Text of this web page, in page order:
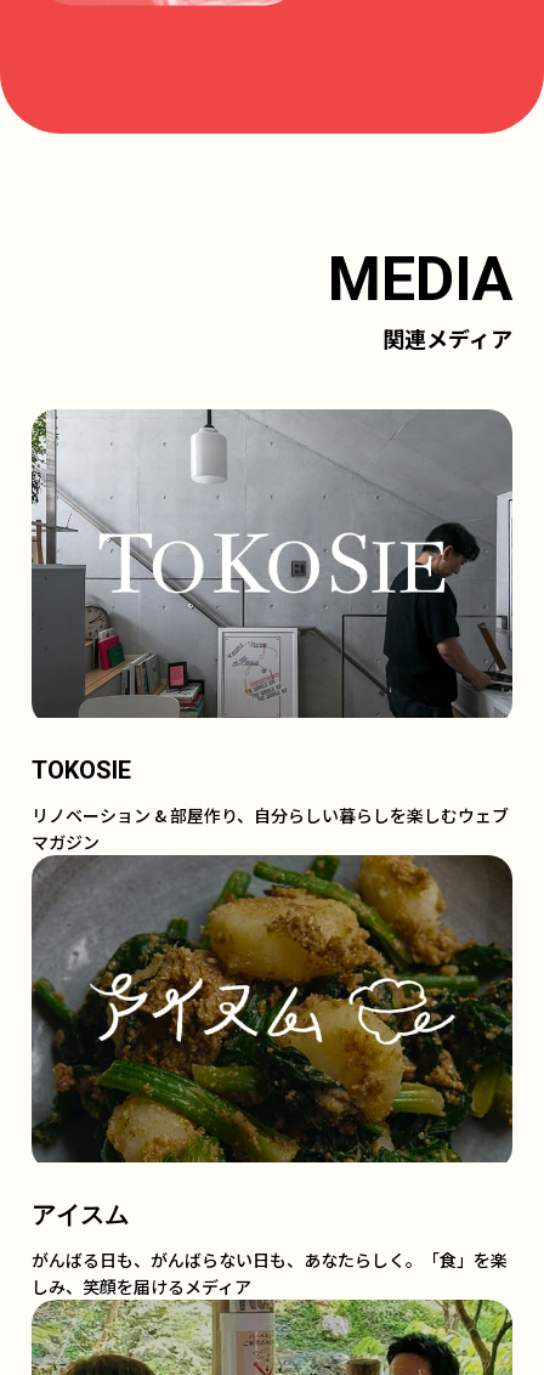
MEDIA
関連メディア
TOKOSIE
リノベーション & 部屋作り、自分らしい暮らしを楽しむウェブ
マガジン
アイスム
がんばる日も、がんばらない日も、あなたらしく。「食」を楽
しみ、笑顔を届けるメディア